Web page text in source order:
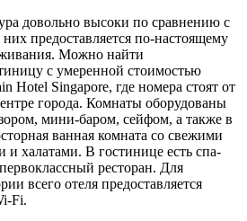
довольно высоки по сравнению с
предоставляется по-настоящему
Можно найти
с умеренной стоимостью
Hotel Singapore, где номера стоят от
города. Комнаты оборудованы
мини-баром, сейфом, а также в
ванная комната со свежими
и халатами. В гостинице есть спа-
ресторан. Для
всего отеля предоставляется
Fi.